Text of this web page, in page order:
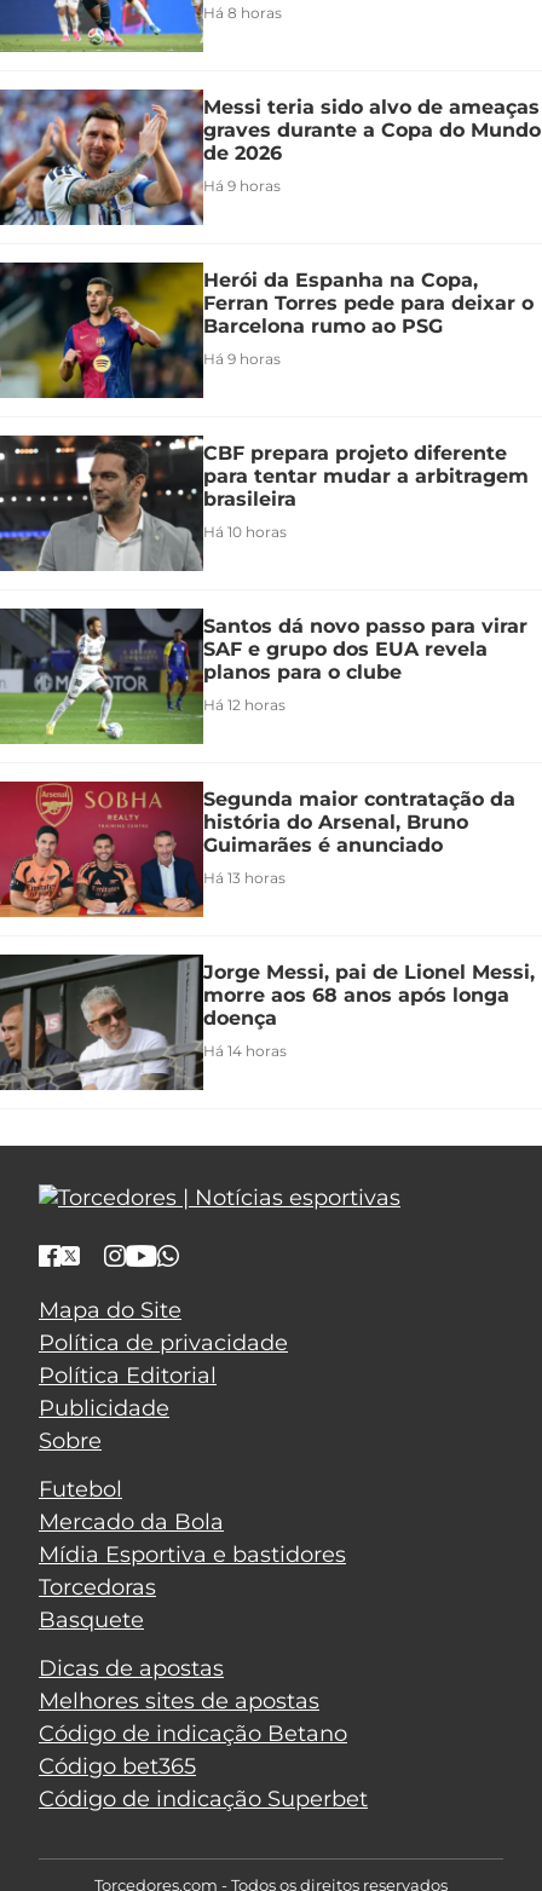
Há 8 horas
Messi teria sido alvo de ameaças
graves durante a Copa do Mundo
de 2026
Há 9 horas
Herói da Espanha na Copa,
Ferran Torres pede para deixar o
Barcelona rumo ao PSG
Há 9 horas
CBF prepara projeto diferente
para tentar mudar a arbitragem
brasileira
Há 10 horas
Santos dá novo passo para virar
SAF e grupo dos EUA revela
planos para o clube
Há 12 horas
Segunda maior contratação da
história do Arsenal, Bruno
Guimarães é anunciado
Há 13 horas
Jorge Messi, pai de Lionel Messi,
morre aos 68 anos após longa
doença
Há 14 horas
Mapa do Site
Política de privacidade
Política Editorial
Publicidade
Sobre
Futebol
Mercado da Bola
Mídia Esportiva e bastidores
Torcedoras
Basquete
Dicas de apostas
Melhores sites de apostas
Código de indicação Betano
Código bet365
Código de indicação Superbet
Torcedores.com - Todos os direitos reservados